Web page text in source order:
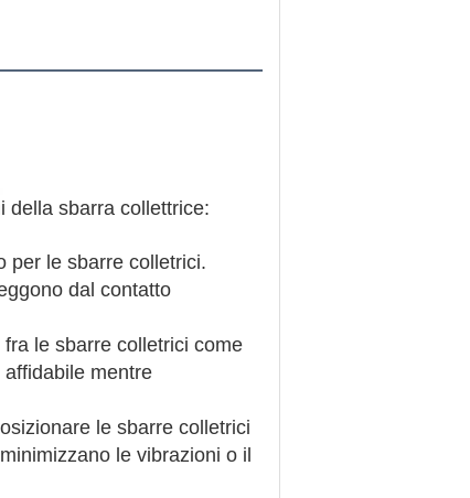
della sbarra collettrice:
per le sbarre colletrici.
dal contatto
le sbarre colletrici come
mentre
le sbarre colletrici
le vibrazioni o il